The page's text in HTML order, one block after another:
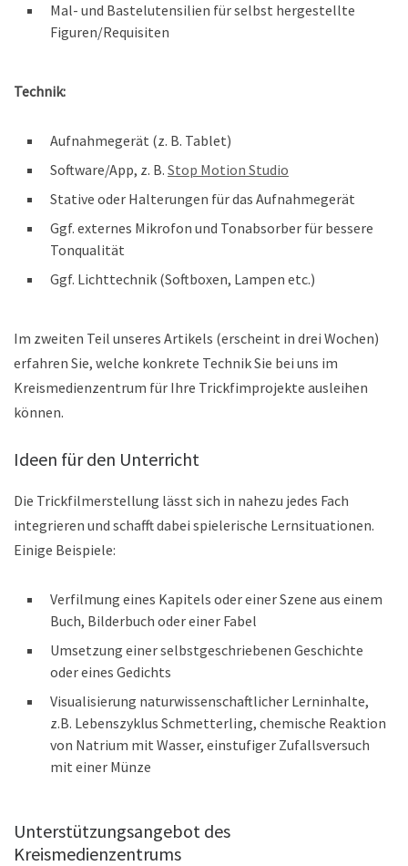
Mal- und Bastelutensilien für selbst hergestellte
Figuren/Requisiten
Technik:
Aufnahmegerät (z. B. Tablet)
Software/App, z. B. Stop Motion Studio
Stative oder Halterungen für das Aufnahmegerät
Ggf. externes Mikrofon und Tonabsorber für bessere
Tonqualität
Ggf. Lichttechnik (Softboxen, Lampen etc.)
Im zweiten Teil unseres Artikels (erscheint in drei Wochen)
erfahren Sie, welche konkrete Technik Sie bei uns im
Kreismedienzentrum für Ihre Trickfimprojekte ausleihen
können.
Ideen für den Unterricht
Die Trickfilmerstellung lässt sich in nahezu jedes Fach
integrieren und schafft dabei spielerische Lernsituationen.
Einige Beispiele:
Verfilmung eines Kapitels oder einer Szene aus einem
Buch, Bilderbuch oder einer Fabel
Umsetzung einer selbstgeschriebenen Geschichte
oder eines Gedichts
Visualisierung naturwissenschaftlicher Lerninhalte,
z.B. Lebenszyklus Schmetterling, chemische Reaktion
von Natrium mit Wasser, einstufiger Zufallsversuch
mit einer Münze
Unterstützungsangebot des
Kreismedienzentrums